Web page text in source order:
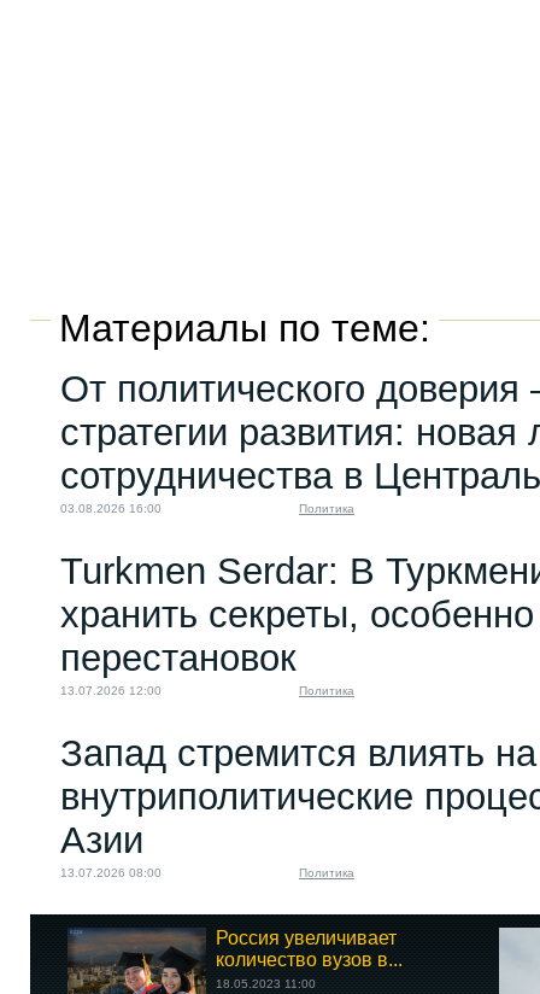
Материалы по теме:
От политического
стратегии развития: новая
сотрудничества в
03.08.2026 16:00 Политика
Turkmen Serdar: В
хранить секреты,
перестановок
13.07.2026 12:00 Политика
Запад стремится влиять на
внутриполитические
Азии
13.07.2026 08:00 Политика
Россия увеличивает
количество вузов в...
18.05.2023 11:00